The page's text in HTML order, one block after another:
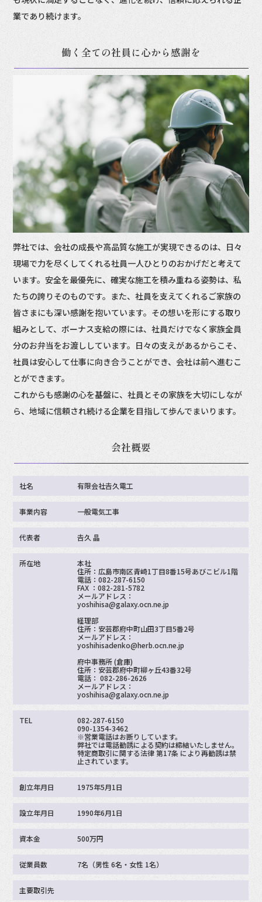
業であり続けます。
働く全ての社員に心から感謝を
弊社では、会社の成長や高品質な施工が実現できるのは、日々
現場で力を尽くしてくれる社員一人ひとりのおかげだと考えて
います。安全を最優先に、確実な施工を積み重ねる姿勢は、私
たちの誇りそのものです。また、社員を支えてくれるご家族の
皆さまにも深い感謝を抱いています。その想いを形にする取り
組みとして、ボーナス支給の際には、社員だけでなく家族全員
分のお弁当をお渡ししています。日々の支えがあるからこそ、
社員は安心して仕事に向き合うことができ、会社は前へ進むこ
とができます。
これからも感謝の心を基盤に、社員とその家族を大切にしなが
ら、地域に信頼され続ける企業を目指して歩んでまいります。
会社概要
社名 有限会社𠮷久電工
事業内容 一般電気工事
代表者 𠮷久 晶
所在地
本社
住所：広島市南区青崎1丁目8番15号あびこビル1階
電話：082-287-6150
FAX ：082-281-5782
メールアドレス：
yoshihisa@galaxy.ocn.ne.jp
経理部
住所：安芸郡府中町山田3丁目5番2号
メールアドレス：
yoshihisadenko@herb.ocn.ne.jp
府中事務所 (倉庫)
住所：安芸郡府中町柳ヶ丘43番32号
電話： 082-286-2626
メールアドレス：
yoshihisa@galaxy.ocn.ne.jp
TEL
082-287-6150
090-1354-3462
※営業電話はお断りしています。
弊社では電話勧誘による契約は締結いたしません。
特定商取引に関する法律 第17条 により再勧誘は禁
止されています。
創立年月日 1975年5月1日
設立年月日 1990年6月1日
資本金 500万円
従業員数 7名（男性 6名・女性 1名）
主要取引先